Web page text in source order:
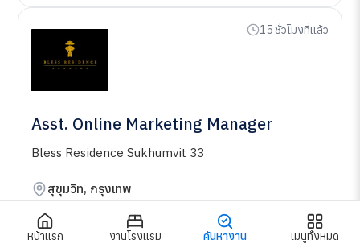
15 ชั่วโมงที่แล้ว
Asst. Online Marketing Manager
Bless Residence Sukhumvit 33
สุขุมวิท, กรุงเทพ
Full-Time
หน้าแรก งานโรงแรม ค้นหางาน เมนูทั้งหมด